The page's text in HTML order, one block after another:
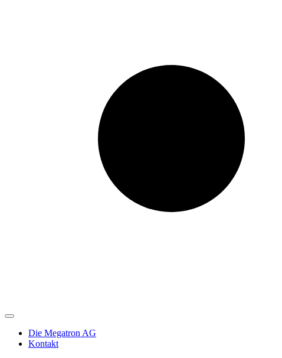
Die Megatron AG
Kontakt